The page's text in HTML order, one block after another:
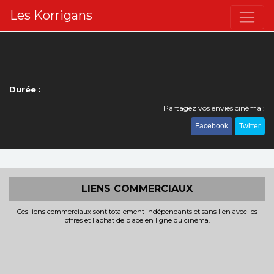
Les Korrigans
Durée :
Partagez vos envies cinéma :
Facebook Twitter
LIENS COMMERCIAUX
Ces liens commerciaux sont totalement indépendants et sans lien avec les
offres et l'achat de place en ligne du cinéma.